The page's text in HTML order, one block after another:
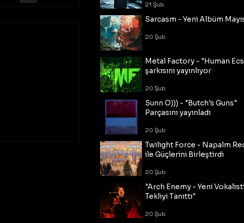
21 Şub
Sarcasm - Yeni Albüm
20 Şub
Metal Factory - "Human
şarkısını yayınlıyor
20 Şub
Sunn O))) - "Butch's Guns"
Parçasını yayınladı
20 Şub
Twilight Force - Napalm
ile Güçlerini Birleştirdi
20 Şub
"Arch Enemy - Yeni
Tekliyi Tanıttı"
20 Şub